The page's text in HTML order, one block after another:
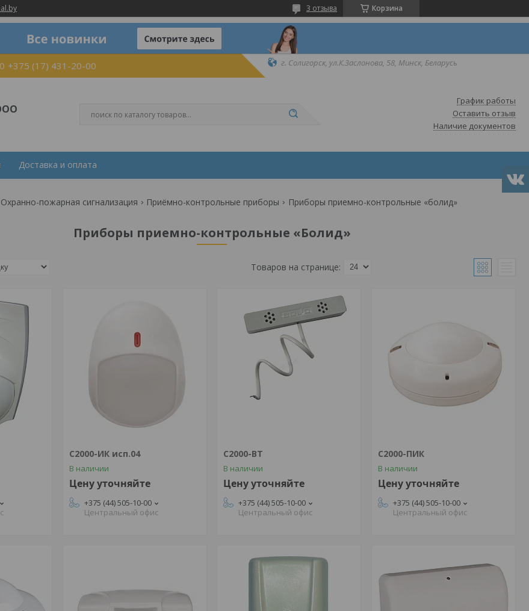
Корзина
3 отзыва
+375 (17) 431-20-00 г. Солигорск, ул.К.Заслонова, 58, Минск, Беларусь
График работы
Оставить отзыв
Наличие документов
Доставка и оплата
Охранно-пожарная сигнализация Приёмно-контрольные приборы Приборы приемно-контрольные «болид»
Приборы приемно-контрольные «Болид»
С2000-ИК исп.04
В наличии
Цену уточняйте
+375 (44) 505-10-00
Центральный офис
С2000-ВТ
В наличии
Цену уточняйте
+375 (44) 505-10-00
Центральный офис
С2000-ПИК
В наличии
Цену уточняйте
+375 (44) 505-10-00
Центральный офис